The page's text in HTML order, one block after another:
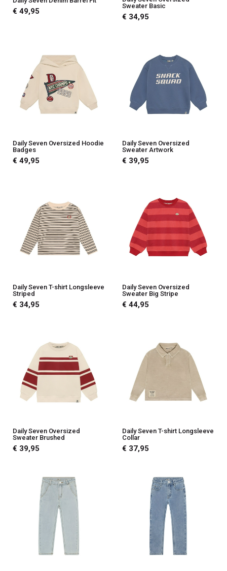
€ 49,95
Sweater Basic
€ 34,95
Daily Seven Oversized Hoodie
Badges
€ 49,95
Daily Seven Oversized
Sweater Artwork
€ 39,95
Daily Seven T-shirt Longsleeve
Striped
€ 34,95
Daily Seven Oversized
Sweater Big Stripe
€ 44,95
Daily Seven Oversized
Sweater Brushed
€ 39,95
Daily Seven T-shirt Longsleeve
Collar
€ 37,95